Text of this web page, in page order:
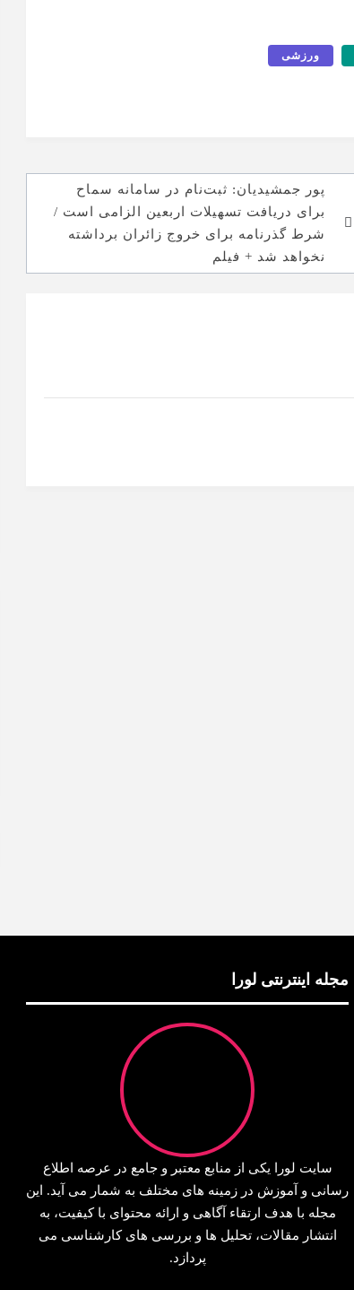
ورزشی
پور جمشیدیان: ثبت‌نام در سامانه سماح
برای دریافت تسهیلات اربعین الزامی است /
شرط گذرنامه برای خروج زائران برداشته
نخواهد شد + فیلم
مجله اینترنتی لورا
سایت لورا یکی از منابع معتبر و جامع در عرصه اطلاع‌
رسانی و آموزش در زمینه‌ های مختلف به شمار می‌ آید. این
مجله با هدف ارتقاء آگاهی و ارائه محتوای با کیفیت، به
انتشار مقالات، تحلیل‌ ها و بررسی‌ های کارشناسی می‌
پردازد.